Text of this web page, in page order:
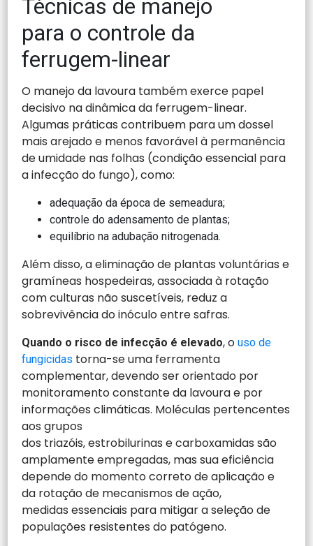
Técnicas de manejo
para o controle da
ferrugem-linear
O manejo da lavoura também exerce papel
decisivo na dinâmica da ferrugem-linear.
Algumas práticas contribuem para um dossel
mais arejado e menos favorável à permanência
de umidade nas folhas (condição essencial para
a infecção do fungo), como:
adequação da época de semeadura;
controle do adensamento de plantas;
equilíbrio na adubação nitrogenada.
Além disso, a eliminação de plantas voluntárias e
gramíneas hospedeiras, associada à rotação
com culturas não suscetíveis, reduz a
sobrevivência do inóculo entre safras.
Quando o risco de infecção é elevado, ouso de
fungicidas torna-se uma ferramenta
complementar, devendo ser orientado por
monitoramento constante da lavoura e por
informações climáticas. Moléculas pertencentes
aos grupos
dos triazóis, estrobilurinas e carboxamidas são
amplamente empregadas, mas sua eficiência
depende do momento correto de aplicação e
da rotação de mecanismos de ação,
medidas essenciais para mitigar a seleção de
populações resistentes do patógeno.